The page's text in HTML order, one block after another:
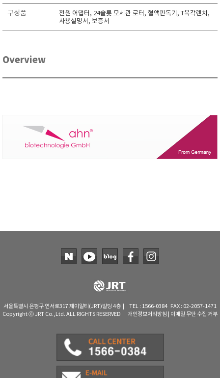
THERMO LAB
UPRTEK
WATER-I.D
구성품
전원 어댑터, 24슬롯 모세관 로터, 혈액판독기, T육각렌치,
사용설명서, 보증서
Overview
서울특별시 은평구 연서로317 제이알티(JRT)빌딩 4층 | TEL : 1566-0384 FAX : 02-2057-1471
Copyright ⓒ JRT Co.,Ltd. ALL RIGHTS RESERVED 개인정보처리방침 이메일 무단 수집 거부